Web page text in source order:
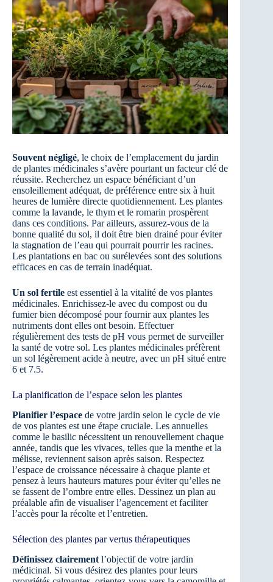
Souvent négligé, le choix de l’emplacement du jardin
de plantes médicinales s’avère pourtant un facteur clé de
réussite. Recherchez un espace bénéficiant d’un
ensoleillement adéquat, de préférence entre six à huit
heures de lumière directe quotidiennement. Les plantes
comme la lavande, le thym et le romarin prospèrent
dans ces conditions. Par ailleurs, assurez-vous de la
bonne qualité du sol, il doit être bien drainé pour éviter
la stagnation de l’eau qui pourrait pourrir les racines.
Les plantations en bac ou surélevées sont des solutions
efficaces en cas de terrain inadéquat.
Un sol fertile est essentiel à la vitalité de vos plantes
médicinales. Enrichissez-le avec du compost ou du
fumier bien décomposé pour fournir aux plantes les
nutriments dont elles ont besoin. Effectuer
régulièrement des tests de pH vous permet de surveiller
la santé de votre sol. Les plantes médicinales préfèrent
un sol légèrement acide à neutre, avec un pH situé entre
6 et 7.5.
La planification de l’espace selon les plantes
Planifier l’espace de votre jardin selon le cycle de vie
de vos plantes est une étape cruciale. Les annuelles
comme le basilic nécessitent un renouvellement chaque
année, tandis que les vivaces, telles que la menthe et la
mélisse, reviennent saison après saison. Respectez
l’espace de croissance nécessaire à chaque plante et
pensez à leurs hauteurs matures pour éviter qu’elles ne
se fassent de l’ombre entre elles. Dessinez un plan au
préalable afin de visualiser l’agencement et faciliter
l’accès pour la récolte et l’entretien.
Sélection des plantes par vertus thérapeutiques
Définissez clairement l’objectif de votre jardin
médicinal. Si vous désirez des plantes pour leurs